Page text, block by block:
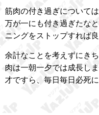
筋肉の付き過ぎについて
万が一にも付き過ぎたな
ニングをストップすれば良
余計なことを考えずにき
肉は一朝一夕では成長し
才ですら、毎日毎日必死